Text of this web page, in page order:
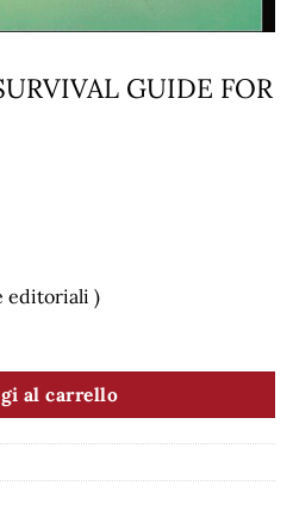
GUIDE FOR
editoriali )
al carrello